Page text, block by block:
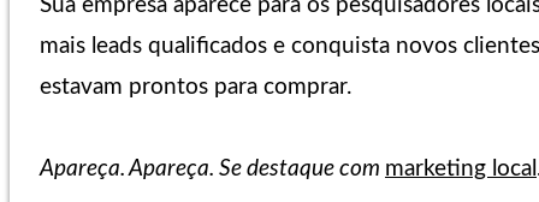
Sua empresa aparece para os pesquisadores
mais leads qualificados e conquista novos
estavam prontos para comprar.
Apareça. Apareça. Se destaque com marketing local